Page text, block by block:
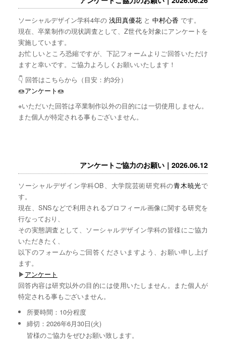
ソーシャルデザイン学科4年の 浅田真優花と 中村心香 です。
現在、卒業制作の現状調査として、Z世代を対象にアンケートを
実施しています。
お忙しいところ恐縮ですが、下記フォームよりご回答いただけ
ますと幸いです。ご協力よろしくお願いいたします！
👇 回答はこちらから（目安：約3分）
🍩アンケート🍩
※いただいた回答は卒業制作以外の目的には一切使用しません。
また個人が特定される事もございません。
アンケートご協力のお願い｜2026.06.12
ソーシャルデザイン学科OB、大学院芸術研究科の青木暁光で
す。
現在、SNSなどで利用されるプロフィール画像に関する研究を
行なっており、
その実態調査として、ソーシャルデザイン学科の皆様にご協力
いただきたく、
以下のフォームからご回答くださいますよう、お願い申し上げ
ます。
▶︎アンケート
回答内容は研究以外の目的には使用いたしません。また個人が
特定される事もございません。
所要時間：10分程度
締切：2026年6月30日(火)
皆様のご協力をぜひお願い致します。